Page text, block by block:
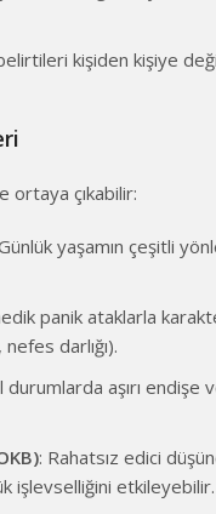
belirtileri kişiden kişiye
ortaya çıkabilir:
yaşamın çeşitli
panik ataklarla
darlığı).
durumlarda aşırı
: Rahatsız edici
işlevselliğini etkileyebilir.